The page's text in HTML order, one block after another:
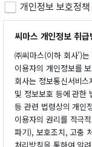
2.2 “회원”이라 함은,
이용계약을 체결하거
개인으로, 회사가 제공
계속적으로 이용할 수
2.2.1 인증회원: EPKI/
교사인증을 받은 회원
기간제 교사, 사범대생
교생실습학교장 확인
요건을 검토, 인증하는
재인증을 거친 후 서비
2.2.2 미인증회원: 상
개인정보 보호정책
씨마스 개인정보 취급
㈜씨마스(이하 회사’)
이용자의 개인정보를
회사는 정보통신서비
및 정보보호 등에 관한
등 관련 법령상의 개인
이용자의 권리를 적극
파기), 보호조치, 고충